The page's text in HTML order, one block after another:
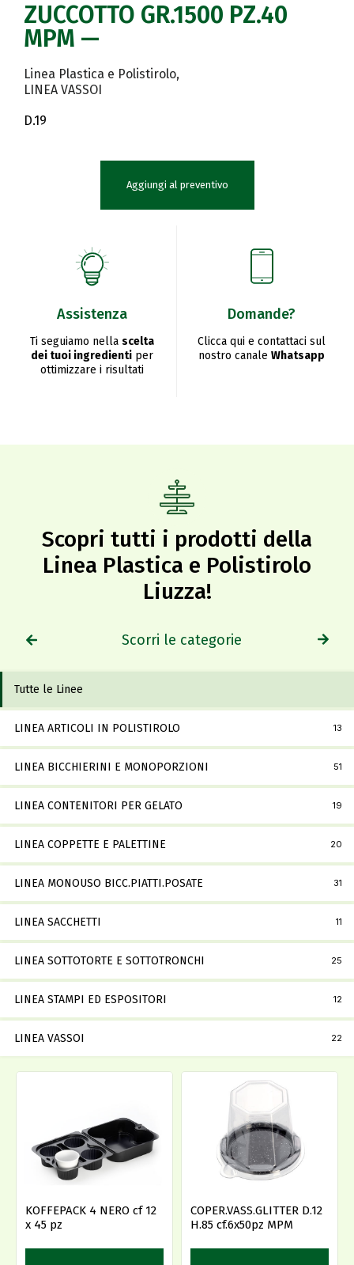
ZUCCOTTO GR.1500 PZ.40
MPM —
Linea Plastica e Polistirolo
LINEA VASSOI
D.19
Aggiungi al preventivo
Assistenza
Ti seguiamo nella scelta
dei tuoi ingredienti per
ottimizzare i risultati
Domande?
Clicca qui e contattaci sul
nostro canale Whatsapp
Scopri tutti i prodotti della
Linea Plastica e Polistirolo
Liuzza!​
Scorri le categorie
Tutte le Linee
LINEA ARTICOLI IN POLISTIROLO 13
LINEA BICCHIERINI E MONOPORZIONI 51
LINEA CONTENITORI PER GELATO 19
LINEA COPPETTE E PALETTINE 20
LINEA MONOUSO BICC.PIATTI.POSATE 31
LINEA SACCHETTI 11
LINEA SOTTOTORTE E SOTTOTRONCHI 25
LINEA STAMPI ED ESPOSITORI 12
LINEA VASSOI 22
KOFFEPACK 4 NERO cf 12
x 45 pz
COPER.VASS.GLITTER D.12
H.85 cf.6x50pz MPM